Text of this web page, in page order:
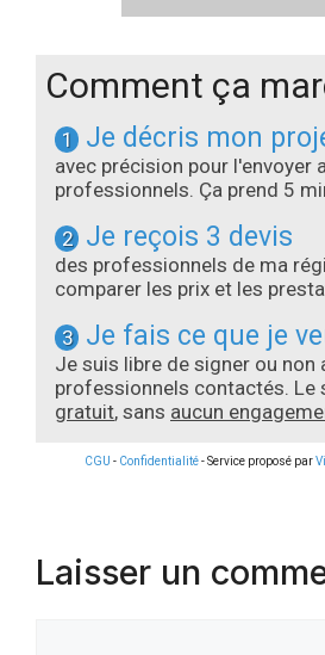
Comment ça
1 Je décris mon
avec précision pour l'envoyer
professionnels. Ça prend 5
2 Je reçois 3 devis
des professionnels de ma
comparer les prix et les
3 Je fais ce que je
Je suis libre de signer ou non
professionnels contactés. Le
gratuit, sans aucun
CGU - Confidentialité- Service proposé par
Laisser un